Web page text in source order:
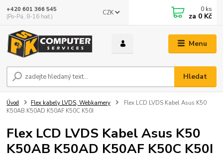
Menu
CZK
Hledat
+420 601 366 545
(Po-Pá, 8-16 hod.)
0 ks
za 0 Kč
Úvod Flex kabely LVDS, Webkamery
Flex LCD LVDS Kabel Asus K50
K50AB K50AD K50AF K50C K50I
Flex LCD LVDS Kabel Asus K50
K50AB K50AD K50AF K50C K50I